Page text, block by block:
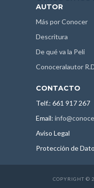
AUTOR
Más por Conocer
Descritura
De qué va la Peli
Conoceralautor
CONTACTO
Telf.: 661 917 267
Email:
Aviso Legal
Protección de
COPYRIGHT ©